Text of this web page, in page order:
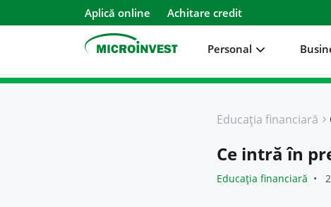
Aplică online Achitare credit
Personal
Educația financiară
Ce intră în
Educația financiară